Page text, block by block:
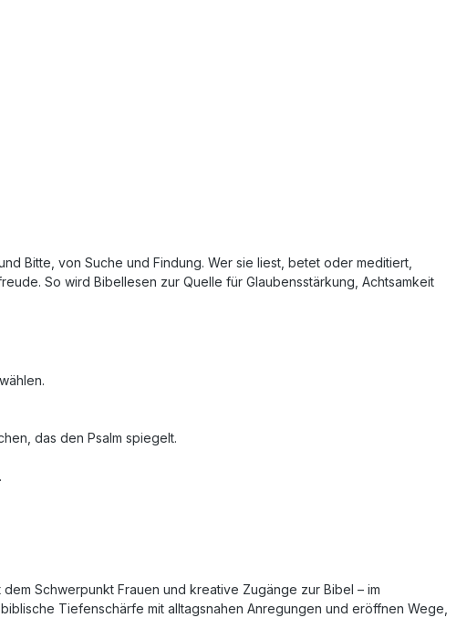
Bitte, von Suche und Findung. Wer sie liest, betet oder meditiert,
So wird Bibellesen zur Quelle für Glaubensstärkung, Achtsamkeit
das den Psalm spiegelt.
Schwerpunkt Frauen und kreative Zugänge zur Bibel – im
Tiefenschärfe mit alltagsnahen Anregungen und eröffnen Wege,